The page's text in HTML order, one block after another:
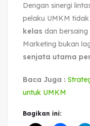
Dengan sinergi
pelaku UMKM
kelas dan
Marketing bukan
senjata utama
Baca Juga :
untuk UMKM
Bagikan ini: